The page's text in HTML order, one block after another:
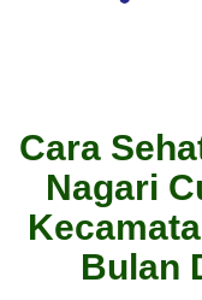
Cara
Nagari
Bulan